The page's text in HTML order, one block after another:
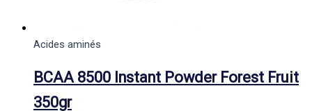
Acides aminés
BCAA 8500 Instant Powder Forest Fruit
350gr